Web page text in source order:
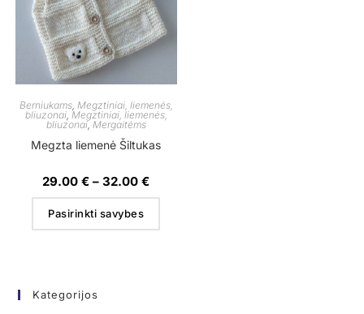
Berniukams, Megztiniai, liemenės,
bliuzonai, Megztiniai, liemenės,
bliuzonai, Mergaitėms
Megzta liemenė Šiltukas
29.00€ – 32.00€
Pasirinkti savybes
Kategorijos